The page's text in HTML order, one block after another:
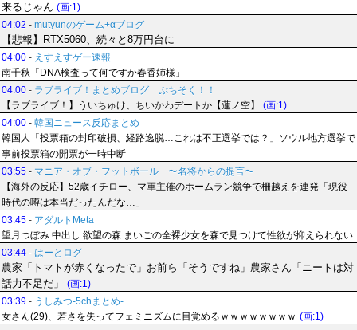
来るじゃん (画:1)
04:02 - mutyunのゲーム+αブログ
【悲報】RTX5060、続々と8万円台に
04:00 - えすえすゲー速報
南千秋「DNA検査って何ですか春香姉様」
04:00 - ラブライブ！まとめブログ ぷちそく！！
【ラブライブ！】ういちゅけ、ちいかわデートか【蓮ノ空】
(画:1)
04:00 - 韓国ニュース反応まとめ
韓国人「投票箱の封印破損、経路逸脱…これは不正選挙では？」ソウル地方選挙で
事前投票箱の開票が一時中断
03:55 - マニア・オブ・フットボール 〜名将からの提言〜
【海外の反応】52歳イチロー、マ軍主催のホームラン競争で柵越えを連発「現役
時代の噂は本当だったんだな…」
03:45 - アダルトMeta
望月つぼみ 中出し 欲望の森 まいごの全裸少女を森で見つけて性欲が抑えられない
03:44 - はーとログ
農家「トマトが赤くなったで」お前ら「そうですね」農家さん「ニートは対
話力不足だ」
(画:1)
03:39 - うしみつ-5chまとめ-
女さん(29)、若さを失ってフェミニズムに目覚めるｗｗｗｗｗｗｗｗ (画:1)